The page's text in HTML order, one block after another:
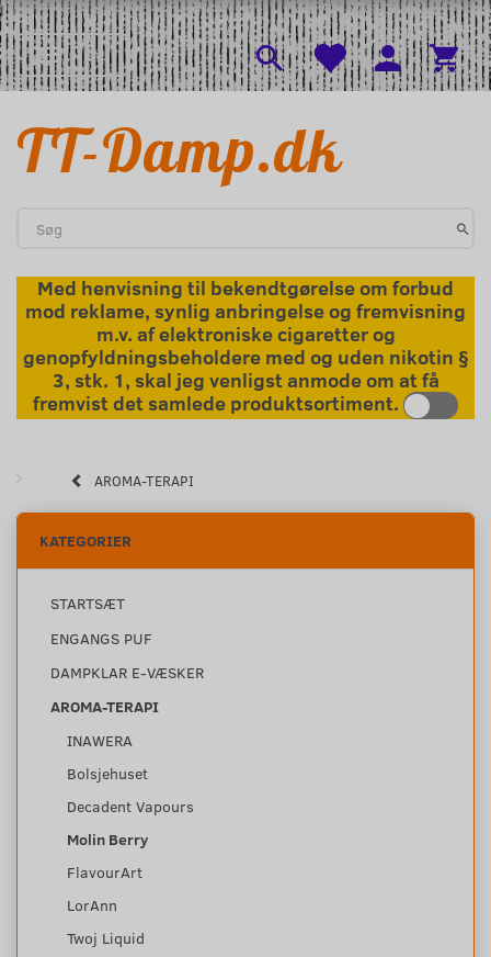
l
Skifte navigation
Menu
TT-Damp.dk
Med henvisning til bekendtgørelse om forbud
mod reklame, synlig anbringelse og fremvisning
m.v. af elektroniske cigaretter og
genopfyldningsbeholdere med og uden nikotin §
3, stk. 1, skal jeg venligst anmode om at få
fremvist det samlede produktsortiment.
AROMA-TERAPI
KATEGORIER
STARTSÆT
ENGANGS PUF
DAMPKLAR E-VÆSKER
AROMA-TERAPI
INAWERA
Bolsjehuset
Decadent Vapours
Molin Berry
FlavourArt
LorAnn
Twoj Liquid